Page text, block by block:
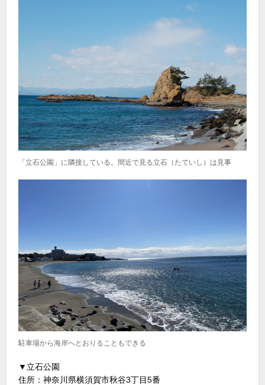
「立石公園」に隣接している。間近で見る立石（たていし）は見事
駐車場から海岸へとおりることもできる
▼立石公園
住所：神奈川県横須賀市秋谷3丁目5番